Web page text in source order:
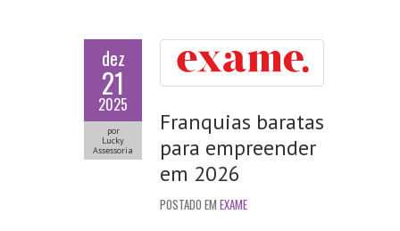
dez
21
2025
por
Lucky
Assessoria
Franquias baratas
para empreender
em 2026
POSTADO EM EXAME